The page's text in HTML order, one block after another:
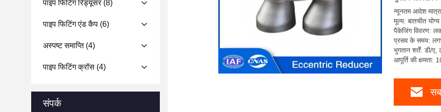
पाइप फिटिंग रिड्यूसर(8)
पाइप फिटिंग एंड कैप (6)
अस्पष्ट समाप्ति(4)
पाइप फिटिंग क्रॉस (4)
संपर्क
न्यूनतम आदेश
मूल्य: बातचीत योग्य
पैकेजिंग विवरण:
प्रसव के समय:
भुगतान शर्तें: डी/ए,
आपूर्ति की क्षमता: